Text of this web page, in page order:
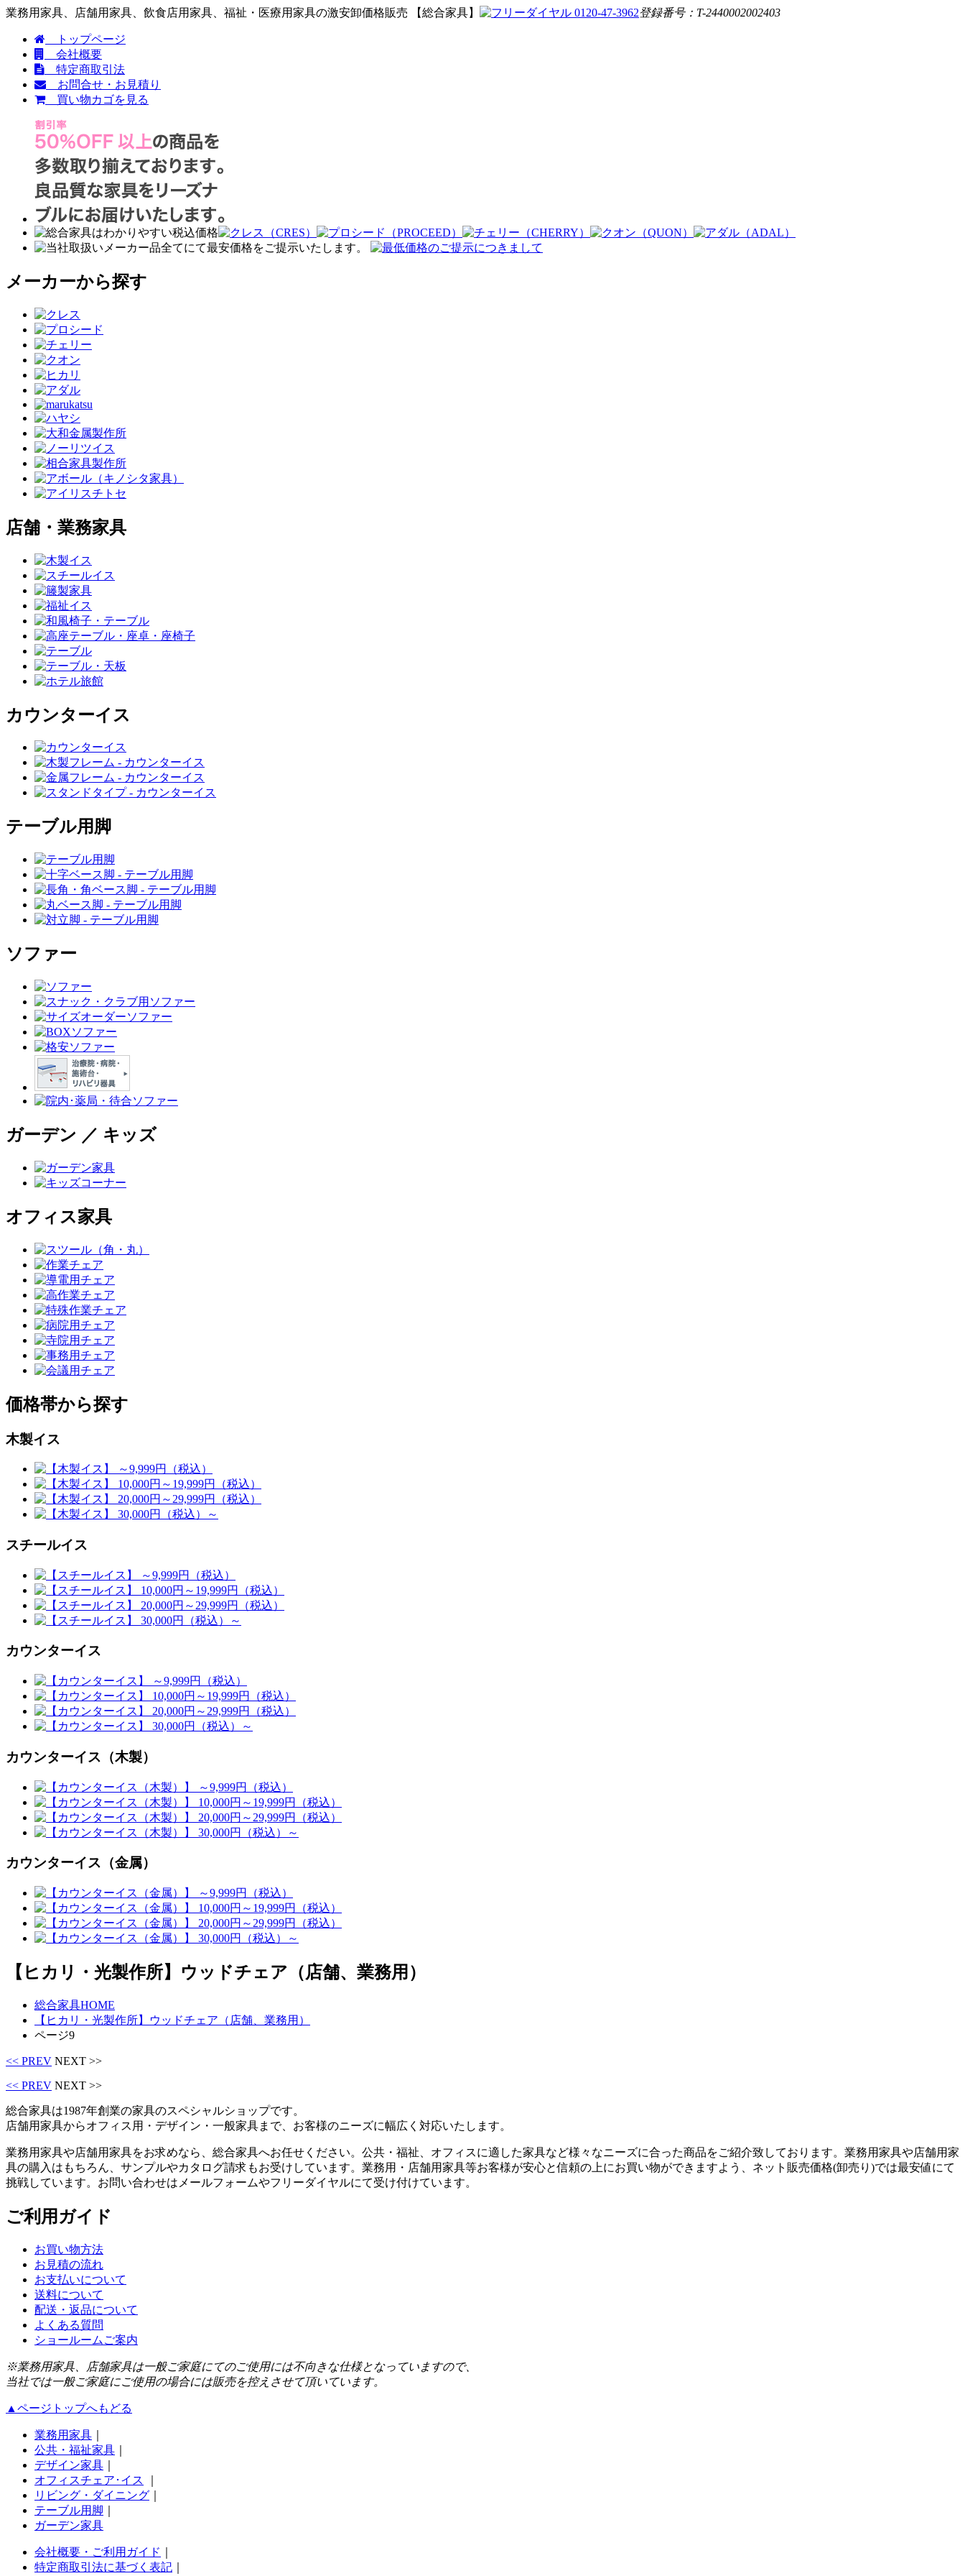
業務用家具、店舗用家具、飲食店用家具、福祉・医療用家具の激安卸価格販売 【総合家具】 登録番号：T-2440002002403
トップページ
会社概要
特定商取引法
お問合せ・お見積り
買い物カゴを見る
メーカーから探す
店舗・業務家具
カウンターイス
テーブル用脚
ソファー
ガーデン ／ キッズ
オフィス家具
価格帯から探す
木製イス
スチールイス
カウンターイス
カウンターイス（木製）
カウンターイス（金属）
【ヒカリ・光製作所】ウッドチェア（店舗、業務用）
総合家具HOME
【ヒカリ・光製作所】ウッドチェア（店舗、業務用）
ページ9
<< PREV NEXT >>
<< PREV NEXT >>
総合家具は1987年創業の家具のスペシャルショップです。
店舗用家具からオフィス用・デザイン・一般家具まで、お客様のニーズに幅広く対応いたします。
業務用家具や店舗用家具をお求めなら、総合家具へお任せください。公共・福祉、オフィスに適した家具など様々なニーズに合った商品をご紹介致しております。業務用家具や店舗用家
具の購入はもちろん、サンプルやカタログ請求もお受けしています。業務用・店舗用家具等お客様が安心と信頼の上にお買い物ができますよう、ネット販売価格(卸売り)では最安値にて
挑戦しています。お問い合わせはメールフォームやフリーダイヤルにて受け付けています。
ご利用ガイド
お買い物方法
お見積の流れ
お支払いについて
送料について
配送・返品について
よくある質問
ショールームご案内
※業務用家具、店舗家具は一般ご家庭にてのご使用には不向きな仕様となっていますので、
当社では一般ご家庭にご使用の場合には販売を控えさせて頂いています。
▲ページトップへもどる
業務用家具
公共・福祉家具
デザイン家具
オフィスチェア･イス
リビング・ダイニング
テーブル用脚
ガーデン家具
会社概要・ご利用ガイド
特定商取引法に基づく表記